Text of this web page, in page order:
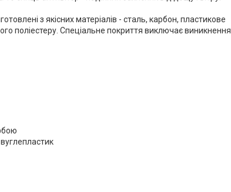
з якісних матеріалів - сталь, карбон, пластикове
поліестеру. Спеціальне покриття виключає виникнення